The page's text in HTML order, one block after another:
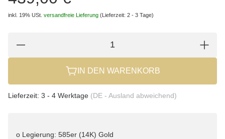
inkl. 19% USt. versandfreie Lieferung (Lieferzeit: 2 - 3 Tage)
IN DEN WARENKORB
Lieferzeit: 3 - 4 Werktage (DE - Ausland abweichend)
o Legierung: 585er (14K) Gold